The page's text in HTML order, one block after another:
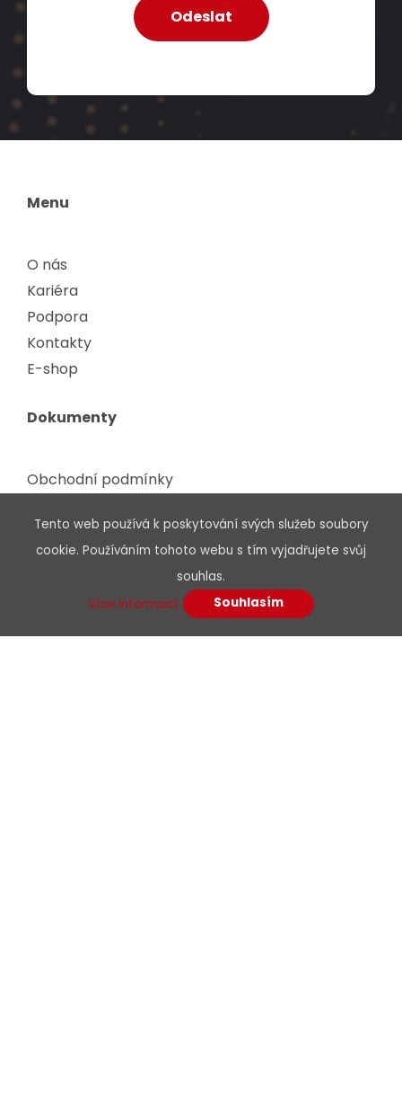
Menu
O nás
Kariéra
Podpora
Kontakty
E-shop
Dokumenty
Obchodní podmínky
Etický kodex
Certifikáty, osvědčení
Ochrana údajů
GDPR
Tento web používá k poskytování svých služeb soubory
cookie. Používáním tohoto webu s tím vyjadřujete svůj
souhlas.
Více informací.
Souhlasím